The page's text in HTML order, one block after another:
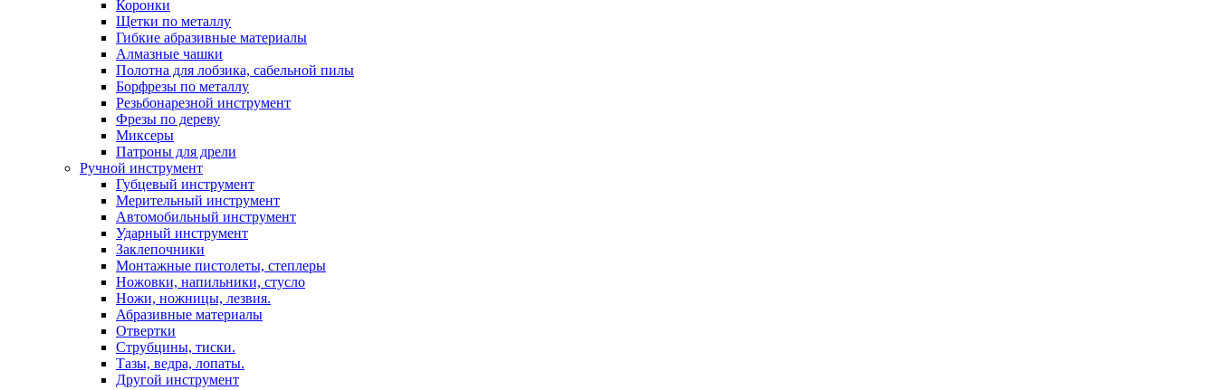
Коронки
Щетки по металлу
Гибкие абразивные материалы
Алмазные чашки
Полотна для лобзика, сабельной пилы
Борфрезы по металлу
Резьбонарезной инструмент
Фрезы по дереву
Миксеры
Патроны для дрели
Ручной инструмент
Губцевый инструмент
Мерительный инструмент
Автомобильный инструмент
Ударный инструмент
Заклепочники
Монтажные пистолеты, степлеры
Ножовки, напильники, стусло
Ножи, ножницы, лезвия.
Абразивные материалы
Отвертки
Cтрубцины, тиски.
Тазы, ведра, лопаты.
Другой инструмент